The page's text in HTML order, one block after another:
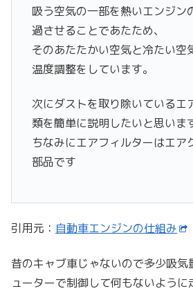
吸う空気の一部を熱いエンジン
過させることであたため、
そのあたたかい空気と冷たい空
温度調整をしています。
次にダストを取り除いているエ
類を簡単に説明したいと思いま
ちなみにエアフィルターはエア
部品です
引用元： 自動車エンジンの仕組み
昔のキャブ車じゃないので多少吸気
ューターで制御して何もないように